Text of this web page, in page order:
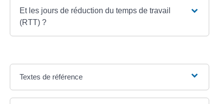
Et les jours de réduction du temps de travail
(RTT) ?
Textes de référence